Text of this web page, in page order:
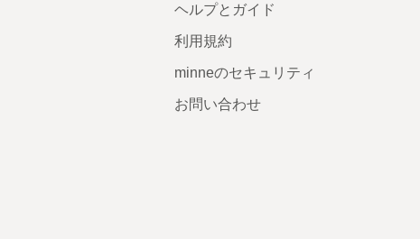
ヘルプとガイド
利用規約
minneのセキュリティ
お問い合わせ